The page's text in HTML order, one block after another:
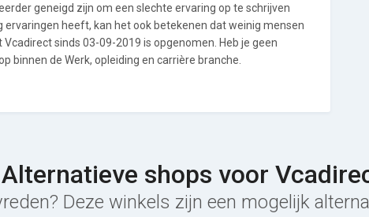
geneigd zijn om een slechte ervaring op te schrijven
ervaringen heeft, kan het ook betekenen dat weinig mensen
sinds 03-09-2019 is opgenomen. Heb je geen
binnen de Werk, opleiding en carrière branche.
Alternatieve shops voor
Deze winkels zijn een mogelijk